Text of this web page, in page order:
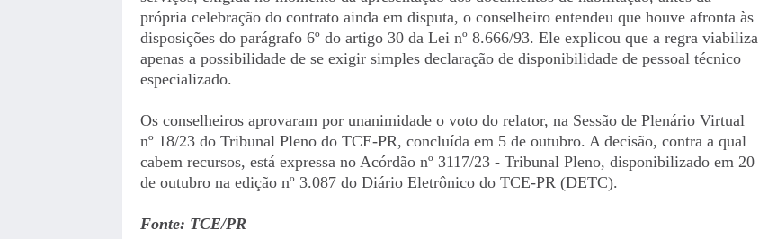
própria celebração do contrato ainda em disputa, o conselheiro entendeu que houve afronta às
disposições do parágrafo 6º do artigo 30 da Lei nº 8.666/93. Ele explicou que a regra viabiliza
apenas a possibilidade de se exigir simples declaração de disponibilidade de pessoal técnico
especializado.
Os conselheiros aprovaram por unanimidade o voto do relator, na Sessão de Plenário Virtual
nº 18/23 do Tribunal Pleno do TCE-PR, concluída em 5 de outubro. A decisão, contra a qual
cabem recursos, está expressa no Acórdão nº 3117/23 - Tribunal Pleno, disponibilizado em 20
de outubro na edição nº 3.087 do Diário Eletrônico do TCE-PR (DETC).
Fonte: TCE/PR